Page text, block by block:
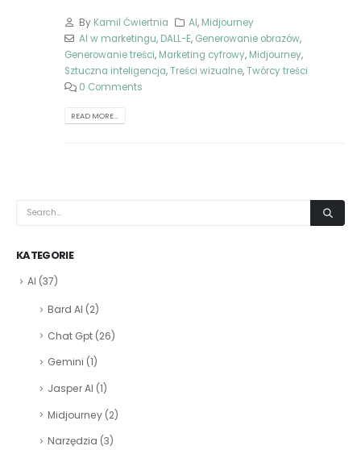
By Kamil Ćwiertnia AI, Midjourney
AI w marketingu, DALL-E, Generowanie obrazów,
Generowanie treści, Marketing cyfrowy, Midjourney,
Sztuczna inteligencja,Treści wizualne,Twórcy treści
0 Comments
READ MORE...
KATEGORIE
AI (37)
Bard AI (2)
Chat Gpt (26)
Gemini (1)
Jasper AI (1)
Midjourney (2)
Narzędzia (3)